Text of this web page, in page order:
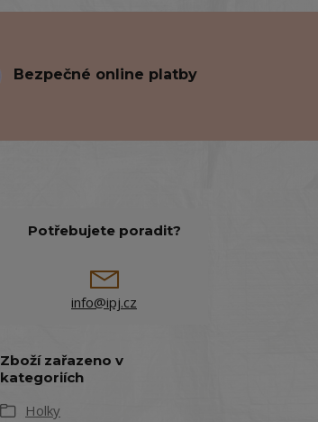
Bezpečné online platby
Potřebujete poradit?
info@ipj.cz
Zboží zařazeno v
kategoriích
Holky